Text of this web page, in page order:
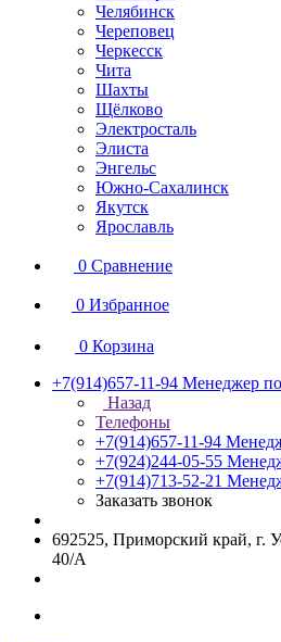
Челябинск
Череповец
Черкесск
Чита
Шахты
Щёлково
Электросталь
Элиста
Энгельс
Южно-Сахалинск
Якутск
Ярославль
0 Сравнение
0 Избранное
0 Корзина
+7(914)657-11-94 Менеджер
Назад
Телефоны
+7(914)657-11-94
+7(924)244-05-55
+7(914)713-52-21
Заказать звонок
692525, Приморский край, г.
40/А